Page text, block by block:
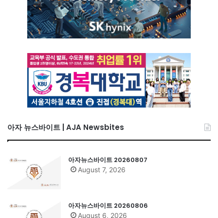
아자 뉴스바이트 | AJA Newsbites
아자뉴스바이트 20260807
August 7, 2026
아자뉴스바이트 20260806
August 6, 2026